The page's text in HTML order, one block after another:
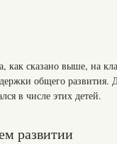
сказано выше, на
общего
в числе этих детей.
развитии